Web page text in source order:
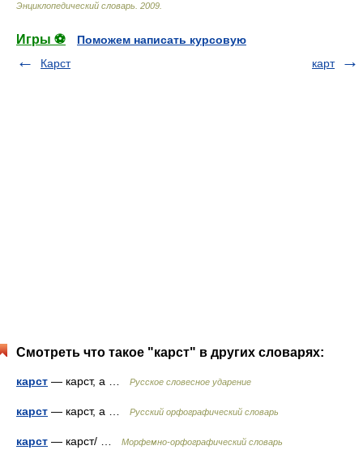
Энциклопедический словарь 2009
Игры ⚽
Поможем написать курсовую
Карст
карт
Смотреть что такое "карст" в других словарях:
карст — карст, а … Русское словесное ударение
карст — карст, а … Русский орфографический словарь
карст — карст/ … Морфемно-орфографический словарь